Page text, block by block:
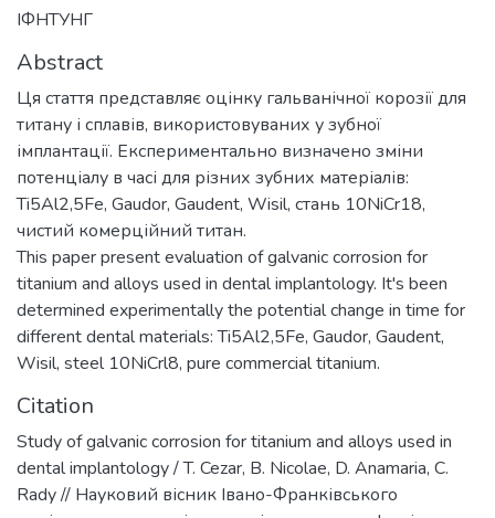
ІФНТУНГ
Abstract
Ця стаття представляє оцінку гальванічної корозії для
титану і сплавів, використовуваних у зубної
імплантації. Експериментально визначено зміни
потенціалу в часі для різних зубних матеріалів:
Ti5Al2,5Fe, Gaudor, Gaudent, Wisil, стань 10NiCr18,
чистий комерційний титан.
This paper present evaluation of galvanic corrosion for
titanium and alloys used in dental implantology. It's been
determined experimentally the potential change in time for
different dental materials: Ti5Al2,5Fe, Gaudor, Gaudent,
Wisil, steel 10NiCrl8, pure commercial titanium.
Citation
Study of galvanic corrosion for titanium and alloys used in
dental implantology / T. Cezar, B. Nicolae, D. Anamaria, C.
Rady // Науковий вісник Івано-Франківського